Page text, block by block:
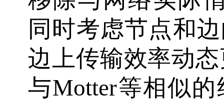
同时考虑节点和
边上传输效率动
与Motter等相似